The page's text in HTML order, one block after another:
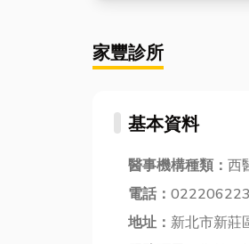
家豐診所
基本資料
醫事機構種類： 西
電話：
地址： 新北市新莊